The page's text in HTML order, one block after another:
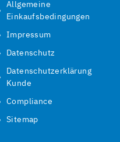
Allgemeine
Einkaufsbedingungen
Impressum
Datenschutz
Datenschutzerklärung
Kunde
Compliance
Sitemap